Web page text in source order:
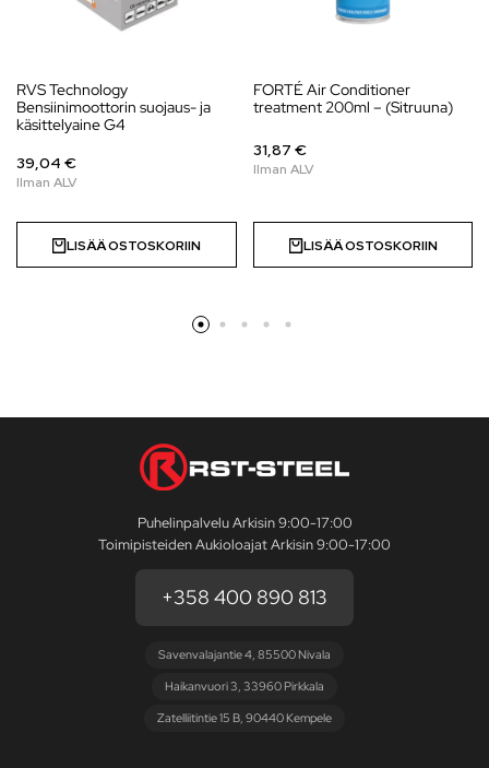
RVS Technology
Bensiinimoottorin suojaus- ja
käsittelyaine G4
39,04 €
LISÄÄ OSTOSKORIIN
FORTÉ Air Conditioner
treatment 200ml – (Sitruuna)
31,87 €
LISÄÄ OSTOSKORIIN
Puhelinpalvelu Arkisin 9:00-17:00
Toimipisteiden Aukioloajat Arkisin 9:00-17:00
+358 400 890 813
Savenvalajantie 4, 85500 Nivala
Haikanvuori 3, 33960 Pirkkala
Zatelliitintie 15 B, 90440 Kempele